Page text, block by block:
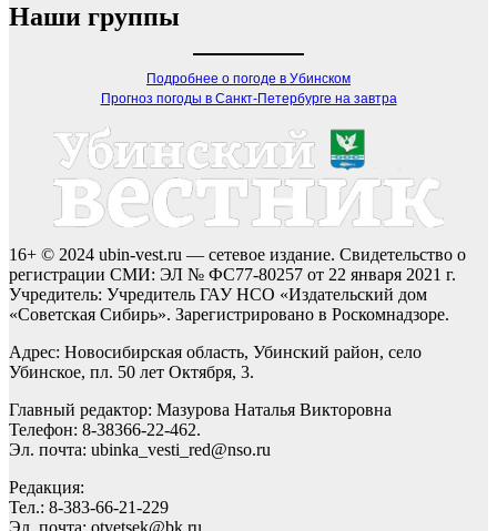
Наши группы
Подробнее о погоде в Убинском
Прогноз погоды в Санкт-Петербурге на завтра
16+ © 2024 ubin-vest.ru — сетевое издание. Свидетельство о
регистрации СМИ: ЭЛ № ФС77-80257 от 22 января 2021 г.
Учредитель: Учредитель ГАУ НСО «Издательский дом
«Советская Сибирь». Зарегистрировано в Роскомнадзоре.
Адрес: Новосибирская область, Убинский район, село
Убинское, пл. 50 лет Октября, 3.
Главный редактор: Мазурова Наталья Викторовна
Телефон: 8-38366-22-462.
Эл. почта: ubinka_vesti_red@nso.ru
Редакция:
Тел.: 8-383-66-21-229
Эл. почта: otvetsek@bk.ru